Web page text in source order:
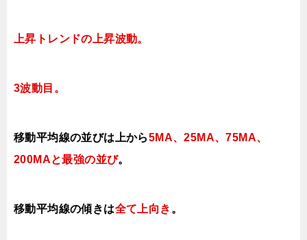
上昇トレンドの上昇波動。
3波動目。
移動平均線の並びは上から5MA、25MA、75MA、
200MAと最強の並び。
移動平均線の傾きは全て上向き 。